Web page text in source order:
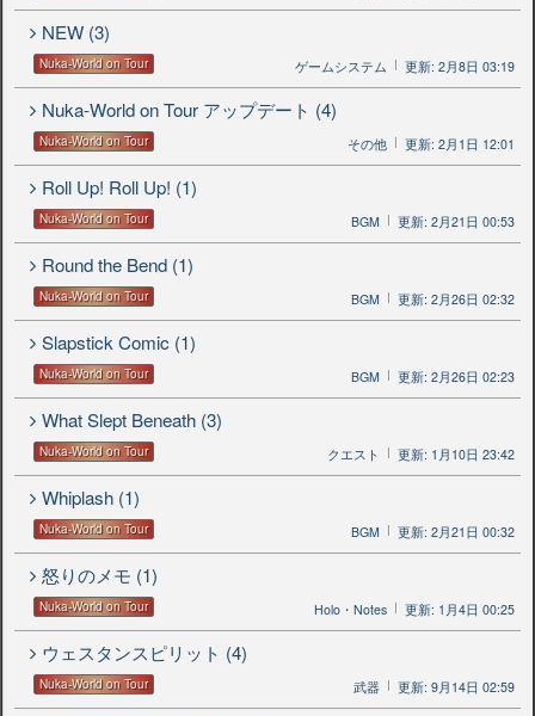
NEW (3)
Nuka-World on Tour ゲームシステム 更新: 2月8日 03:19
Nuka-World on Tour アップデート (4)
Nuka-World on Tour その他 更新: 2月1日 12:01
Roll Up! Roll Up! (1)
Nuka-World on Tour BGM 更新: 2月21日 00:53
Round the Bend (1)
Nuka-World on Tour BGM 更新: 2月26日 02:32
Slapstick Comic (1)
Nuka-World on Tour BGM 更新: 2月26日 02:23
What Slept Beneath (3)
Nuka-World on Tour クエスト 更新: 1月10日 23:42
Whiplash (1)
Nuka-World on Tour BGM 更新: 2月21日 00:32
怒りのメモ (1)
Nuka-World on Tour Holo・Notes 更新: 1月4日 00:25
ウェスタンスピリット (4)
Nuka-World on Tour 武器 更新: 9月14日 02:59